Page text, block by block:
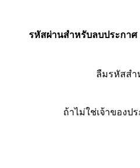
รหัสผ่านสำหรับลบประกาศ
ลืมรหัสส
ถ้าไม่ใช่เจ้าของป